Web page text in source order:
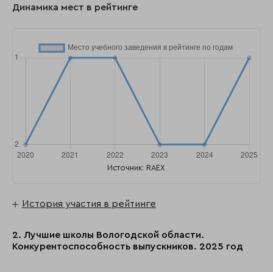
Динамика мест в рейтинге
Источник: RAEX
История участия в рейтинге
2. Лучшие школы Вологодской области.
Конкурентоспособность выпускников. 2025 год